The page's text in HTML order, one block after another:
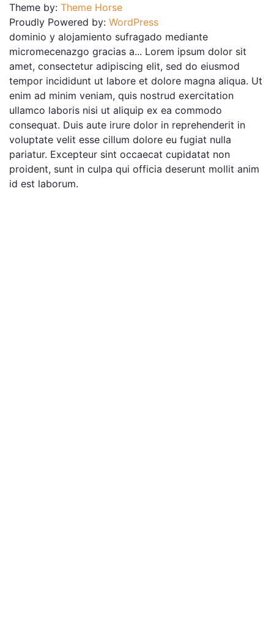
Theme by: Theme Horse
Proudly Powered by: WordPress
dominio y alojamiento sufragado mediante
micromecenazgo gracias a... Lorem ipsum dolor sit
amet, consectetur adipiscing elit, sed do eiusmod
tempor incididunt ut labore et dolore magna aliqua. Ut
enim ad minim veniam, quis nostrud exercitation
ullamco laboris nisi ut aliquip ex ea commodo
consequat. Duis aute irure dolor in reprehenderit in
voluptate velit esse cillum dolore eu fugiat nulla
pariatur. Excepteur sint occaecat cupidatat non
proident, sunt in culpa qui officia deserunt mollit anim
id est laborum.